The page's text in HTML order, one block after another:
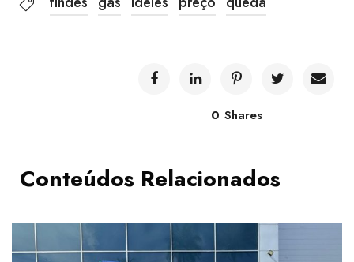
0 Shares
Conteúdos Relacionados